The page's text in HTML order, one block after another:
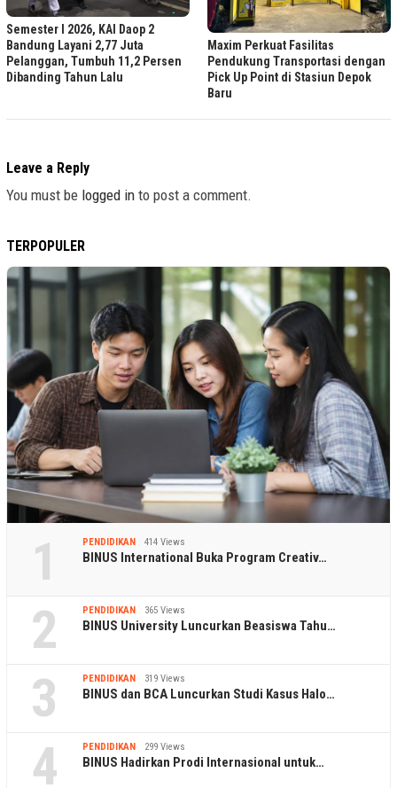
Semester I 2026, KAI Daop 2
Bandung Layani 2,77 Juta
Pelanggan, Tumbuh 11,2 Persen
Dibanding Tahun Lalu
Maxim Perkuat Fasilitas
Pendukung Transportasi dengan
Pick Up Point di Stasiun Depok
Baru
Leave a Reply
You must be logged in to post a comment.
TERPOPULER
1 PENDIDIKAN 414 Views
BINUS International Buka Program Creativ…
2 PENDIDIKAN 365 Views
BINUS University Luncurkan Beasiswa Tahu…
3 PENDIDIKAN 319 Views
BINUS dan BCA Luncurkan Studi Kasus Halo…
4 PENDIDIKAN 299 Views
BINUS Hadirkan Prodi Internasional untuk…